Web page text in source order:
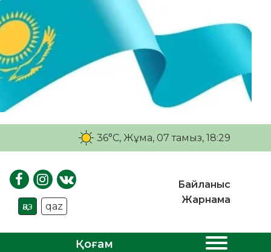
36°C, Жұма, 07 тамыз, 18:29
қаз qaz
Байланыс
Жарнама
Қоғам